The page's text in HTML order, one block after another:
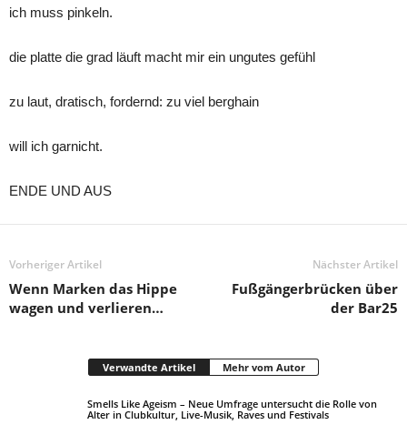
ich muss pinkeln.
die platte die grad läuft macht mir ein ungutes gefühl
zu laut, dratisch, fordernd: zu viel berghain
will ich garnicht.
ENDE UND AUS
Vorheriger Artikel
Wenn Marken das Hippe
wagen und verlieren…
Nächster Artikel
Fußgängerbrücken über
der Bar25
Verwandte Artikel Mehr vom Autor
Smells Like Ageism – Neue Umfrage untersucht die Rolle von
Alter in Clubkultur, Live-Musik, Raves und Festivals